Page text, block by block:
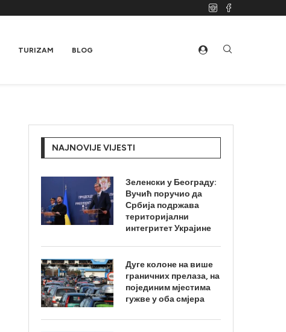
TURIZAM BLOG
NAJNOVIJE VIJESTI
Зеленски у Београду:
Вучић поручио да
Србија подржава
територијални
интегритет Украјине
Дуге колоне на више
граничних прелаза, на
појединим мјестима
гужве у оба смјера